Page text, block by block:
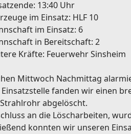
13:40 Uhr
im Einsatz: HLF 10
im Einsatz: 6
in Bereitschaft: 2
Kräfte: Feuerwehr Sinsheim
Mittwoch Nachmittag
fanden wir einen
abgelöscht.
an die Löscharbeiten,
konnten wir unseren